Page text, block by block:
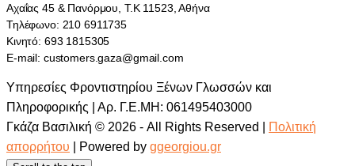
Αχαΐας 45 & Πανόρμου, Τ.Κ 11523, Αθήνα
Τηλέφωνο: 210 6911735
Κινητό: 693 1815305
E-mail: customers.gaza@gmail.com
Υπηρεσίες Φροντιστηρίου Ξένων Γλωσσών και
Πληροφορικής | Αρ. Γ.Ε.ΜΗ: 061495403000
Γκάζα Βασιλική © 2026 - All Rights Reserved |
Πολιτική
απορρήτου | Powered by ggeorgiou.gr